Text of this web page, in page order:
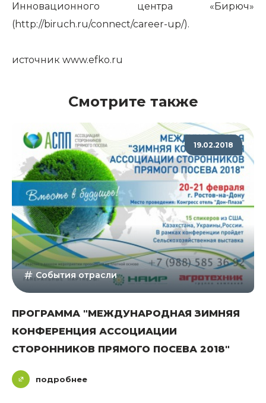
Инновационного центра «Бирюч»
(http://biruch.ru/connect/career-up/).
источник www.efko.ru
Смотрите также
19.02.2018
События отрасли
ПРОГРАММА "МЕЖДУНАРОДНАЯ ЗИМНЯЯ
КОНФЕРЕНЦИЯ АССОЦИАЦИИ
СТОРОННИКОВ ПРЯМОГО ПОСЕВА 2018"
подробнее